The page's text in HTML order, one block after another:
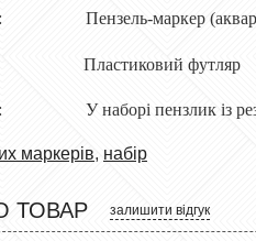
Пензель-маркер
Пластиковий футляр
У наборі пензлик із
маркерів, набір
ТОВАР залишити відгук